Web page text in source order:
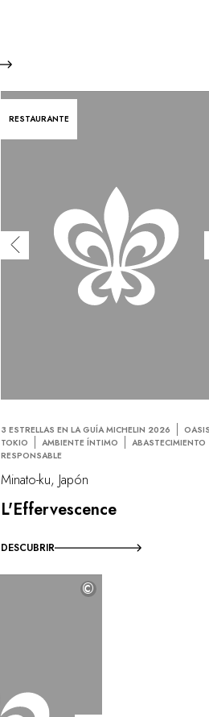
RESTAURANTE
3 ESTRELLAS EN LA GUÍA MICHELIN 2026
TOKIO
AMBIENTE ÍNTIMO
ABASTECIMIENTO
RESPONSABLE
Minato-ku, Japón
L'Effervescence
DESCUBRIR
©